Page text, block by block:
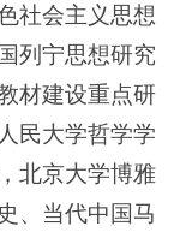
社会主义思想
列宁思想研究
材建设重点研
民大学哲学学
北京大学博雅
、当代中国马